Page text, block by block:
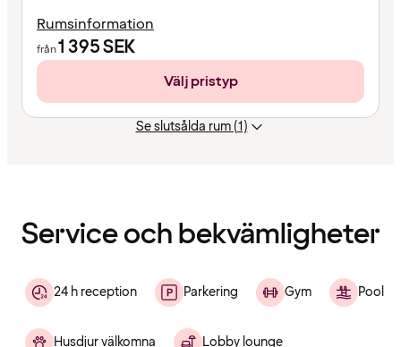
Rumsinformation
från1 395SEK
Välj pristyp
Se slutsålda rum (1)
Service och bekvämligheter
24 h reception Parkering Gym Pool
Husdjur välkomna Lobby lounge